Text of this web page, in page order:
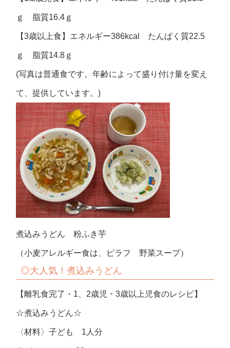
ｇ 脂質16.4ｇ
【3歳以上食】エネルギー386kcal たんぱく質22.5
ｇ 脂質14.8ｇ
(写真は普通食です。年齢によって盛り付け量を変え
て、提供しています。)
煮込みうどん 粉ふき芋
（小麦アレルギー食は、ピラフ 野菜スープ）
◎大人気！煮込みうどん
【離乳食完了・1、2歳児・3歳以上児食のレシピ】
☆煮込みうどん☆
〈材料〉子ども 1人分